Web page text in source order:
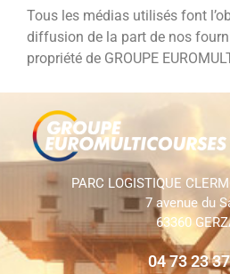
Tous les médias utilisés font
diffusion de la part de nos
propriété de GROUPE
PARC LOGISTIQUE
7 avenue du
63360
04 73 23